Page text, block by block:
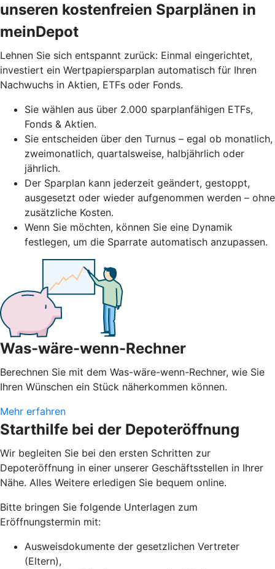
unseren kostenfreien Sparplänen in
meinDepot
Lehnen Sie sich entspannt zurück: Einmal eingerichtet,
investiert ein Wertpapiersparplan automatisch für Ihren
Nachwuchs in Aktien, ETFs oder Fonds.
Sie wählen aus über 2.000 sparplanfähigen ETFs,
Fonds & Aktien.
Sie entscheiden über den Turnus – egal ob monatlich,
zweimonatlich, quartalsweise, halbjährlich oder
jährlich.
Der Sparplan kann jederzeit geändert, gestoppt,
ausgesetzt oder wieder aufgenommen werden – ohne
zusätzliche Kosten.
Wenn Sie möchten, können Sie eine Dynamik
festlegen, um die Sparrate automatisch anzupassen.
Was-wäre-wenn-Rechner
Berechnen Sie mit dem Was-wäre-wenn-Rechner, wie Sie
Ihren Wünschen ein Stück näherkommen können.
Mehr erfahren
Starthilfe bei der Depoteröffnung
Wir begleiten Sie bei den ersten Schritten zur
Depoteröffnung in einer unserer Geschäftsstellen in Ihrer
Nähe. Alles Weitere erledigen Sie bequem online.
Bitte bringen Sie folgende Unterlagen zum
Eröffnungstermin mit:
Ausweisdokumente der gesetzlichen Vertreter
(Eltern),